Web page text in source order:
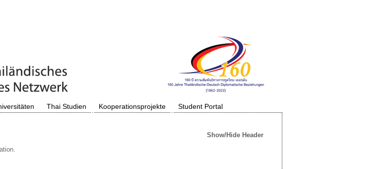
Thai Studien Kooperationsprojekte Student Portal
Show/Hide Header